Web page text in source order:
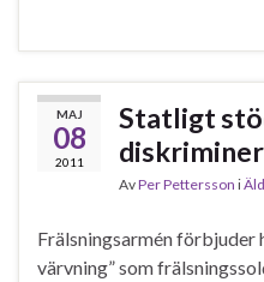
MAJ
08
2011
Statligt
AvPer Pettersson i
Frälsningsarmén förbjuder
värvning” som